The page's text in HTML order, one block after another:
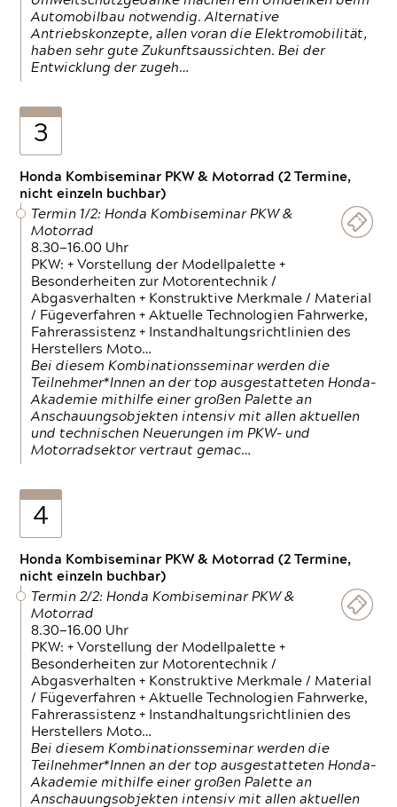
Automobilbau notwendig. Alternative
Antriebskonzepte, allen voran die Elektromobilität,
haben sehr gute Zukunftsaussichten. Bei der
Entwicklung der zugeh…
3
Honda Kombiseminar PKW & Motorrad (2 Termine,
nicht einzeln buchbar)
Termin 1/2: Honda Kombiseminar PKW &
Motorrad
8.30—16.00 Uhr
PKW: + Vorstellung der Modellpalette +
Besonderheiten zur Motorentechnik /
Abgasverhalten + Konstruktive Merkmale / Material
/ Fügeverfahren + Aktuelle Technologien Fahrwerke,
Fahrerassistenz + Instandhaltungsrichtlinien des
Herstellers Moto…
Bei diesem Kombinationsseminar werden die
Teilnehmer*Innen an der top ausgestatteten Honda-
Akademie mithilfe einer großen Palette an
Anschauungsobjekten intensiv mit allen aktuellen
und technischen Neuerungen im PKW- und
Motorradsektor vertraut gemac…
4
Honda Kombiseminar PKW & Motorrad (2 Termine,
nicht einzeln buchbar)
Termin 2/2: Honda Kombiseminar PKW &
Motorrad
8.30—16.00 Uhr
PKW: + Vorstellung der Modellpalette +
Besonderheiten zur Motorentechnik /
Abgasverhalten + Konstruktive Merkmale / Material
/ Fügeverfahren + Aktuelle Technologien Fahrwerke,
Fahrerassistenz + Instandhaltungsrichtlinien des
Herstellers Moto…
Bei diesem Kombinationsseminar werden die
Teilnehmer*Innen an der top ausgestatteten Honda-
Akademie mithilfe einer großen Palette an
Anschauungsobjekten intensiv mit allen aktuellen